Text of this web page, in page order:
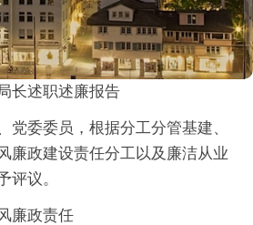
长述职述廉报告
党委委员，根据分工分管基建、
廉政建设责任分工以及廉洁从业
评议。
廉政责任